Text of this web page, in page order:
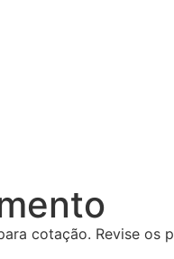
cotação. Revise os